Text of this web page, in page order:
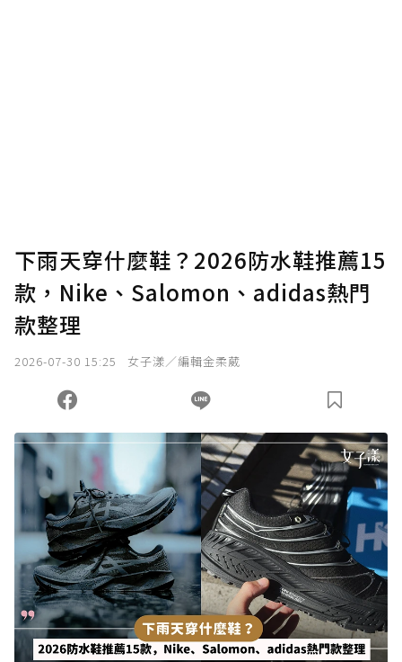
下雨天穿什麼鞋？2026防水鞋推薦15
款，Nike、Salomon、adidas熱門
款整理
2026-07-30 15:25 女子漾／編輯金柔葳